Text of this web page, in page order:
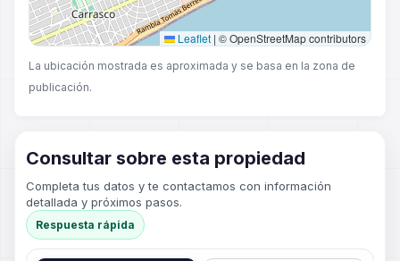
Leaflet | © OpenStreetMap contributors
La ubicación mostrada es aproximada y se basa en la zona de
publicación.
Consultar sobre esta propiedad
Completa tus datos y te contactamos con información
detallada y próximos pasos.
Respuesta rápida